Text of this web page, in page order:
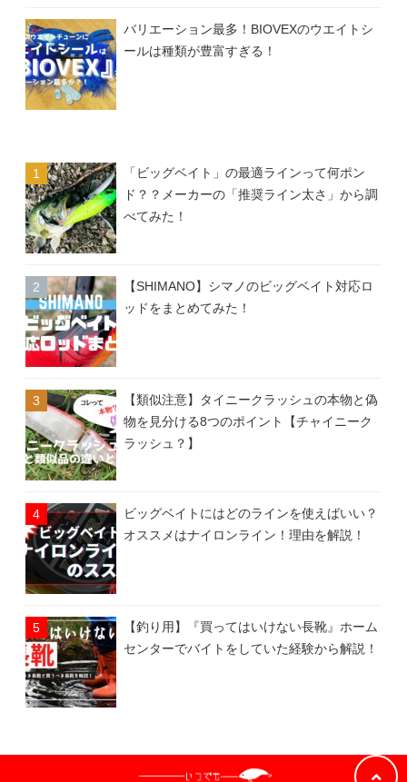
バリエーション最多！BIOVEXのウエイトシ
ールは種類が豊富すぎる！
「ビッグベイト」の最適ラインって何ポン
ド？？メーカーの「推奨ライン太さ」から調
べてみた！
【SHIMANO】シマノのビッグベイト対応ロ
ッドをまとめてみた！
【類似注意】タイニークラッシュの本物と偽
物を見分ける8つのポイント【チャイニーク
ラッシュ？】
ビッグベイトにはどのラインを使えばいい？
オススメはナイロンライン！理由を解説！
【釣り用】『買ってはいけない長靴』ホーム
センターでバイトをしていた経験から解説！